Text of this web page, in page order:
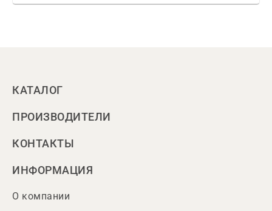
КАТАЛОГ
ПРОИЗВОДИТЕЛИ
КОНТАКТЫ
ИНФОРМАЦИЯ
О компании